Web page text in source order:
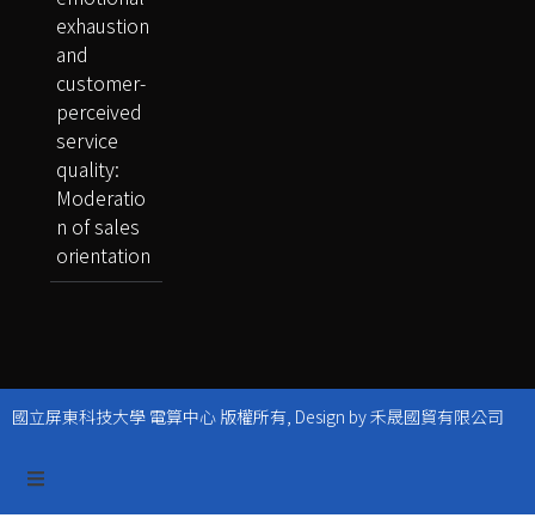
exhaustion
and
customer-
perceived
service
quality:
Moderatio
n of sales
orientation
國立屏東科技大學 電算中心 版權所有, Design by 禾晟國貿有限公司